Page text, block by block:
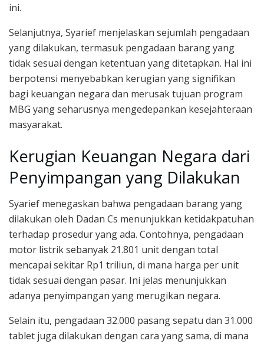
ini.
Selanjutnya, Syarief menjelaskan sejumlah pengadaan
yang dilakukan, termasuk pengadaan barang yang
tidak sesuai dengan ketentuan yang ditetapkan. Hal ini
berpotensi menyebabkan kerugian yang signifikan
bagi keuangan negara dan merusak tujuan program
MBG yang seharusnya mengedepankan kesejahteraan
masyarakat.
Kerugian Keuangan Negara dari
Penyimpangan yang Dilakukan
Syarief menegaskan bahwa pengadaan barang yang
dilakukan oleh Dadan Cs menunjukkan ketidakpatuhan
terhadap prosedur yang ada. Contohnya, pengadaan
motor listrik sebanyak 21.801 unit dengan total
mencapai sekitar Rp1 triliun, di mana harga per unit
tidak sesuai dengan pasar. Ini jelas menunjukkan
adanya penyimpangan yang merugikan negara.
Selain itu, pengadaan 32.000 pasang sepatu dan 31.000
tablet juga dilakukan dengan cara yang sama, di mana